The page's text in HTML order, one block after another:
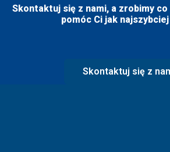
Skontaktuj się z nami, a zrobimy co
pomóc Ci jak
Skontaktuj się z